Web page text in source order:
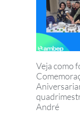
Veja como
André